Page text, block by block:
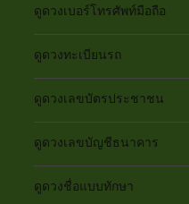
ดูดวงเบอร์โทรศัพท์มือถือ
ดูดวงทะเบียนรถ
ดูดวงเลขบัตรประชาชน
ดูดวงเลขบัญชีธนาคาร
ดูดวงชื่อแบบทักษา